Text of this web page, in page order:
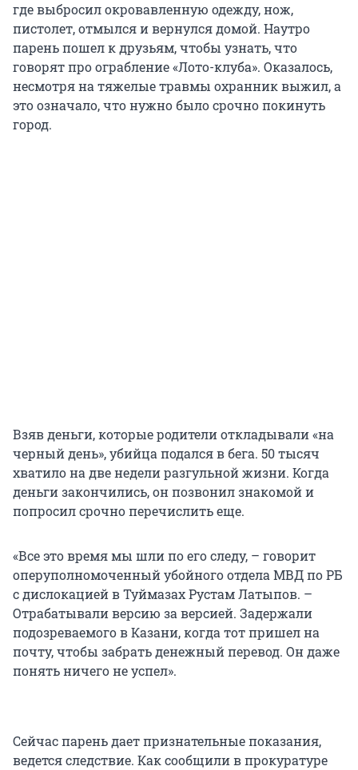
где выбросил окровавленную одежду, нож,
пистолет, отмылся и вернулся домой. Наутро
парень пошел к друзьям, чтобы узнать, что
говорят про ограбление «Лото-клуба». Оказалось,
несмотря на тяжелые травмы охранник выжил, а
это означало, что нужно было срочно покинуть
город.
Взяв деньги, которые родители откладывали «на
черный день», убийца подался в бега. 50 тысяч
хватило на две недели разгульной жизни. Когда
деньги закончились, он позвонил знакомой и
попросил срочно перечислить еще.
«Все это время мы шли по его следу, – говорит
оперуполномоченный убойного отдела МВД по РБ
с дислокацией в Туймазах Рустам Латыпов. –
Отрабатывали версию за версией. Задержали
подозреваемого в Казани, когда тот пришел на
почту, чтобы забрать денежный перевод. Он даже
понять ничего не успел».
Сейчас парень дает признательные показания,
ведется следствие. Как сообщили в прокуратуре